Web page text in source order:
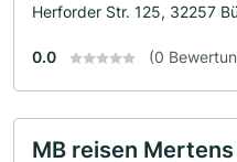
Herforder Str. 125, 32257
0.0 (0
MB reisen